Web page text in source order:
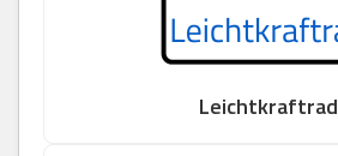
Leichtkraftrad